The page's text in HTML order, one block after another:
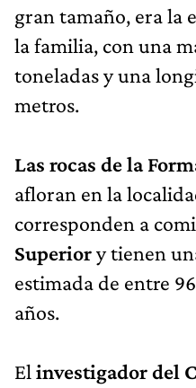
gran tamaño, era la
la familia, con una
toneladas y una
metros.
Las rocas de la
afloran en la
corresponden a
Superiory tienen
estimada de entre
años.
El investigador del